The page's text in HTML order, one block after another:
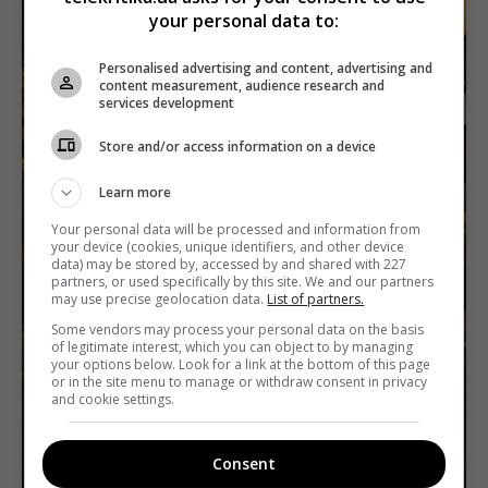
your personal data to:
Personalised advertising and content, advertising and
content measurement, audience research and
services development
Store and/or access information on a device
Learn more
Your personal data will be processed and information from
your device (cookies, unique identifiers, and other device
data) may be stored by, accessed by and shared with 227
partners, or used specifically by this site. We and our partners
may use precise geolocation data. List of partners.
Some vendors may process your personal data on the basis
of legitimate interest, which you can object to by managing
your options below. Look for a link at the bottom of this page
or in the site menu to manage or withdraw consent in privacy
and cookie settings.
Consent